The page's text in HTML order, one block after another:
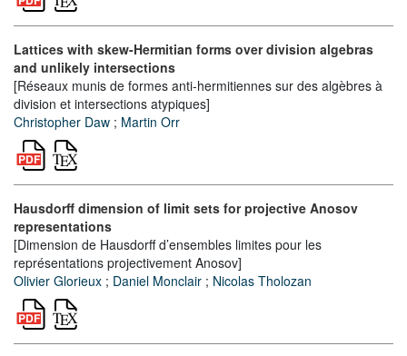
Lattices with skew-Hermitian forms over division algebras
and unlikely intersections
[Réseaux munis de formes anti-hermitiennes sur des algèbres à
division et intersections atypiques]
Christopher Daw ; Martin Orr
Hausdorff dimension of limit sets for projective Anosov
representations
[Dimension de Hausdorff d’ensembles limites pour les
représentations projectivement Anosov]
Olivier Glorieux ; Daniel Monclair ; Nicolas Tholozan